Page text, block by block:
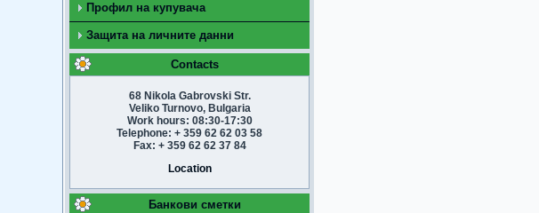
Профил на купувача
Защита на личните данни
Contacts
68 Nikola Gabrovski Str.
Veliko Turnovo, Bulgaria
Work hours: 08:30-17:30
Telephone: + 359 62 62 03 58
Fax: + 359 62 62 37 84
Location
Банкови сметки